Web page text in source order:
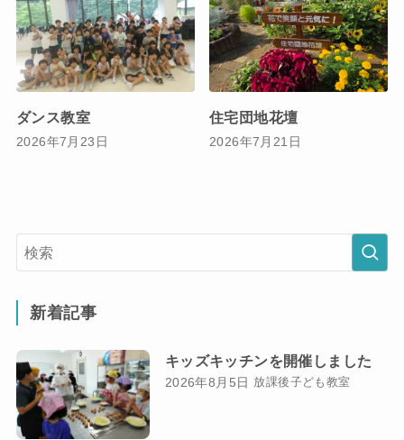
ダンス教室
2026年7月23日
住宅団地花壇
2026年7月21日
新着記事
キッズキッチンを開催しました
2026年8月5日 放課後子ども教室